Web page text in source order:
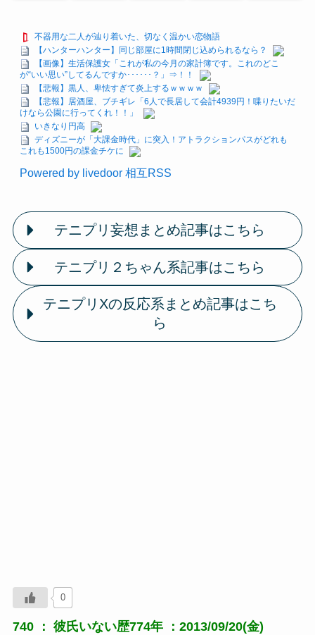
不器用な二人が辿り着いた、切なく温かい恋物語
【ハンターハンター】同じ部屋に1時間閉じ込められるなら？
【画像】生活保護女「これが私の今月の家計簿です。これのどこ
が“いい思い”してるんですか･･････？」⇒！！
【悲報】黒人、卑怯すぎて炎上するｗｗｗｗ
【悲報】居酒屋、ブチギレ「6人で長居して会計4939円！喋りたいだ
けなら公園に行ってくれ！！」
いきなり円高
ディズニーが「大課金時代」に突入！アトラクションパスがどれも
これも1500円の課金チケに
Powered by livedoor 相互RSS
テニプリ妄想まとめ記事はこちら
テニプリ２ちゃん系記事はこちら
テニプリXの反応系まとめ記事はこち
ら
0
740 ： 彼氏いない歴774年
：2013/09/20(金)